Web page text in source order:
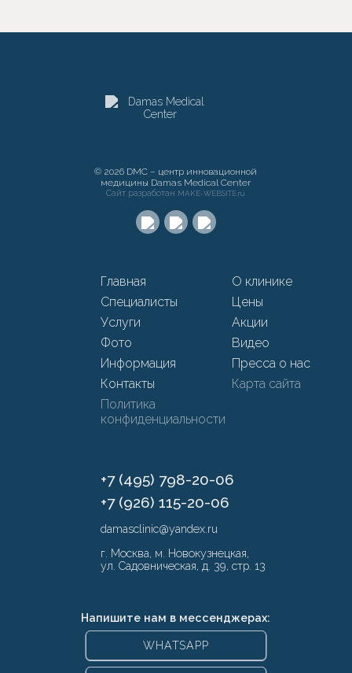
© 2026 DMC – центр инновационной
медицины Damas Medical Center
Сайт разработан MAKE-WEBSITE.ru
Главная
О клинике
Специалисты
Цены
Услуги
Акции
Фото
Видео
Информация
Пресса о нас
Контакты
Карта сайта
Политика
конфиденциальности
+7 (495) 798-20-06
+7 (926) 115-20-06
damasclinic@yandex.ru
г. Москва, м. Новокузнецкая,
ул. Садовническая, д. 39, стр. 13
Напишите нам в мессенджерах:
WHATSAPP